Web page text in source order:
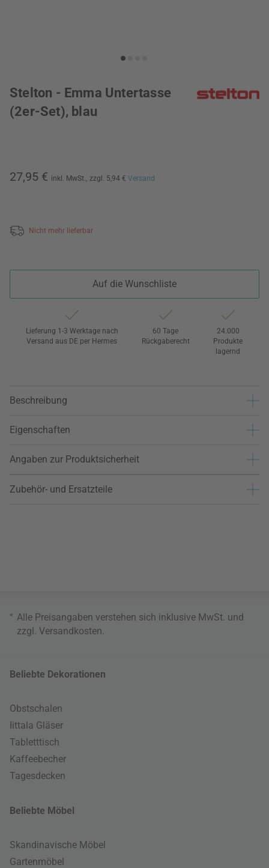
Stelton - Emma Untertasse
(2er-Set), blau
27,95 € inkl. MwSt., zzgl. 5,94 € Versand
Nicht mehr lieferbar
Auf die Wunschliste
Lieferung 1-3 Werktage nach
Versand aus DE per Hermes
60 Tage
Rückgaberecht
24.000
Produkte
lagernd
Beschreibung
Eigenschaften
Angaben zur Produktsicherheit
Zubehör- und Ersatzteile
* Alle Preisangaben verstehen sich inklusive MwSt. und
zzgl. Versandkosten
Beliebte Dekorationen
Obstschalen
Iittala Gläser
Tabletttisch
Kaffeebecher
Tagesdecken
Beliebte Möbel
Skandinavische Möbel
Gartenmöbel